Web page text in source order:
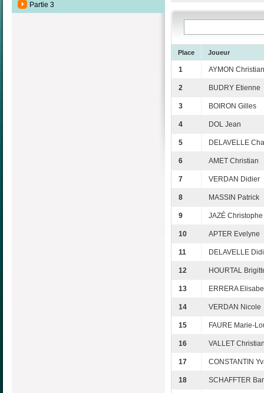
Partie 3
Place Joueur
1 AYMON
2 BUDRY Etienne
3 BOIRON Gilles
4 DOL Jean
5 DELAVELLE
6 AMET Christian
7 VERDAN Didier
8 MASSIN Patrick
9 JAZÉ Christophe
10 APTER Evelyne
11 DELAVELLE
12 HOURTAL
13 ERRERA
14 VERDAN Nicole
15 FAURE Marie-
16 VALLET
17 CONSTANTIN
18 SCHAFFTER